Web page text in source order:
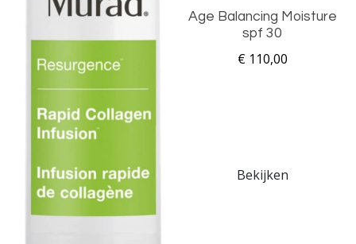
Age Balancing Moisture
spf 30
€ 110,00
Bekijken